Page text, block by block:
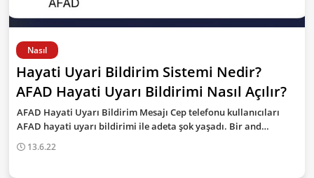
Nasıl
Hayati Uyari Bildirim Sistemi Nedir?
AFAD Hayati Uyarı Bildirimi Nasıl Açılır?
AFAD Hayati Uyarı Bildirim Mesajı Cep telefonu kullanıcıları
AFAD hayati uyarı bildirimi ile adeta şok yaşadı. Bir and…
13.6.22